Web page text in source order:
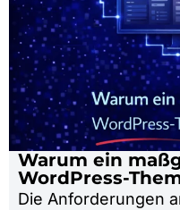
Warum ein
WordPress-
Die Anforderungen